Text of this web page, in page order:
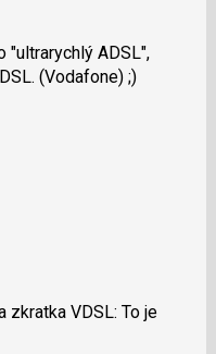
"ultrarychlý ADSL",
(Vodafone) ;)
zkratka VDSL: To je